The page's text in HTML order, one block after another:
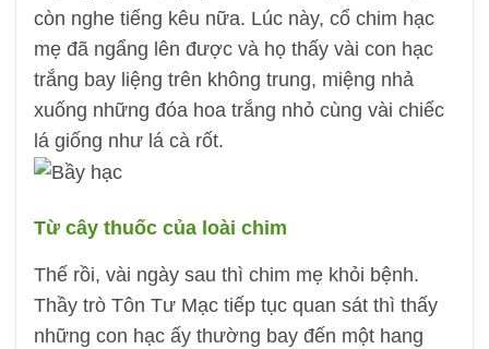
còn nghe tiếng kêu nữa. Lúc này, cổ chim hạc
mẹ đã ngẩng lên được và họ thấy vài con hạc
trắng bay liệng trên không trung, miệng nhả
xuống những đóa hoa trắng nhỏ cùng vài chiếc
lá giống như lá cà rốt.
Từ cây thuốc của loài chim
Thế rồi, vài ngày sau thì chim mẹ khỏi bệnh.
Thầy trò Tôn Tư Mạc tiếp tục quan sát thì thấy
những con hạc ấy thường bay đến một hang